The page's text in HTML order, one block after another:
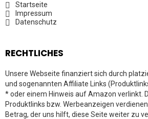
Startseite
Impressum
Datenschutz
RECHTLICHES
Unsere Webseite finanziert sich durch
und sogenannten Affiliate Links
* oder einem Hinweis auf Amazon verlinkt.
Produktlinks bzw. Werbeanzeigen
Betrag, der uns hilft, diese Seite weiter zu